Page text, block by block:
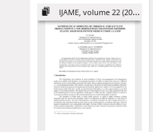
IJAME, volume 22 (2017)